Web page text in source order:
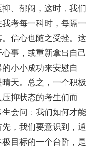
、郁闷，这时，我们
考每一科时，每隔一
信心也随之受挫。这
事，或重新拿出自己
小小成功来安慰自
天。总之，一个积极
抑状态的考生们而
会问：我们如何才能
，我们要意识到，通
目标的一个台阶，是